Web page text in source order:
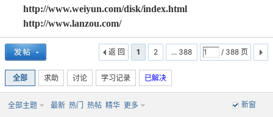
-
http://www.weiyun.com/disk/index.html
http://www.lanzou.com/
1 2 ... 388 / 388 页
返 回
全部 求助 讨论 学习记录 已解决
新窗
全部主题 最新 热门 热帖 精华 更多